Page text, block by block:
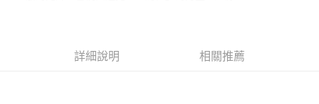
詳細說明 相關推薦